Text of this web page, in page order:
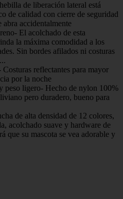
de liberación lateral está
de calidad con cierre de seguridad
abra accidentalmente
El acolchado de esta
la máxima comodidad a los
Sin bordes afilados ni costuras
Costuras reflectantes para mayor
por la noche
peso ligero- Hecho de nylon 100%
pero duradero, bueno para
de alta densidad de 12 colores,
acolchado suave y hardware de
que su mascota se vea adorable y